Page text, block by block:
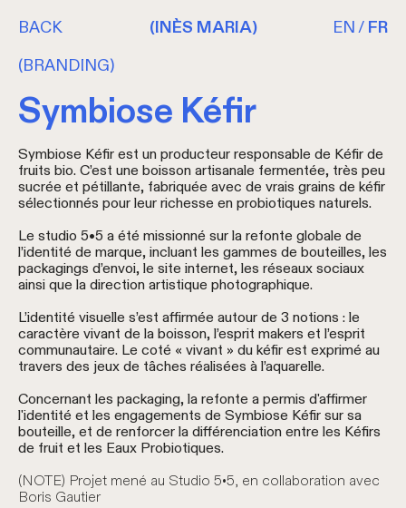
BACK (INÈS MARIA) EN/ FR
(BRANDING)
Symbiose Kéfir
Symbiose Kéfirest un producteur responsable de Kéfir de
fruits bio. C’est une boisson artisanale fermentée, très peu
sucrée et pétillante, fabriquée avec de vrais grains de kéfir
sélectionnés pour leur richesse en probiotiques naturels.
Le studio 5•5 a été missionné sur la refonte globale de
l’identité de marque, incluant les gammes de bouteilles, les
packagings d’envoi, le site internet, les réseaux sociaux
ainsi que la direction artistique photographique.
L’identité visuelle s’est affirmée autour de 3 notions : le
caractère vivant de la boisson, l’esprit makers et l’esprit
communautaire. Le coté « vivant » du kéfir est exprimé au
travers des jeux de tâches réalisées à l’aquarelle.
Concernant les packaging, la refonte a permis d'affirmer
l'identité et les engagements de Symbiose Kéfir sur sa
bouteille, et de renforcer la différenciation entre les Kéfirs
de fruit et les Eaux Probiotiques.
(NOTE) Projet mené au Studio 5•5, en collaboration avec
Boris Gautier